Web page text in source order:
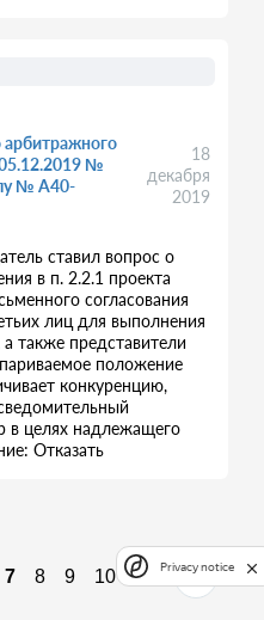
арбитражного
№
№ А40-
18
декабря
2019
ставил вопрос о
в п. 2.2.1 проекта
согласования
лиц для выполнения
также представители
положение
конкуренцию,
в целях надлежащего
Отказать
7 8 9 10 11 Privacy notice